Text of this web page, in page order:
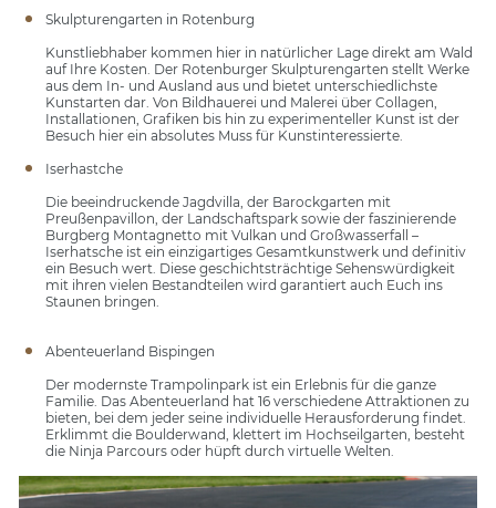
Skulpturengarten in Rotenburg
Kunstliebhaber kommen hier in natürlicher Lage direkt am Wald
auf Ihre Kosten. Der Rotenburger Skulpturengarten stellt Werke
aus dem In- und Ausland aus und bietet unterschiedlichste
Kunstarten dar. Von Bildhauerei und Malerei über Collagen,
Installationen, Grafiken bis hin zu experimenteller Kunst ist der
Besuch hier ein absolutes Muss für Kunstinteressierte.
Iserhastche
Die beeindruckende Jagdvilla, der Barockgarten mit
Preußenpavillon, der Landschaftspark sowie der faszinierende
Burgberg Montagnetto mit Vulkan und Großwasserfall –
Iserhatsche ist ein einzigartiges Gesamtkunstwerk und definitiv
ein Besuch wert. Diese geschichtsträchtige Sehenswürdigkeit
mit ihren vielen Bestandteilen wird garantiert auch Euch ins
Staunen bringen.
Abenteuerland Bispingen
Der modernste Trampolinpark ist ein Erlebnis für die ganze
Familie. Das Abenteuerland hat 16 verschiedene Attraktionen zu
bieten, bei dem jeder seine individuelle Herausforderung findet.
Erklimmt die Boulderwand, klettert im Hochseilgarten, besteht
die Ninja Parcours oder hüpft durch virtuelle Welten.